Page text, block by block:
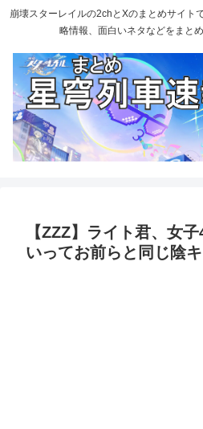
崩壊スターレイルの2chとXのまとめサイト
略情報、面白いネタなどをまと
【ZZZ】ライト君、女
いってお前らと同じ陰